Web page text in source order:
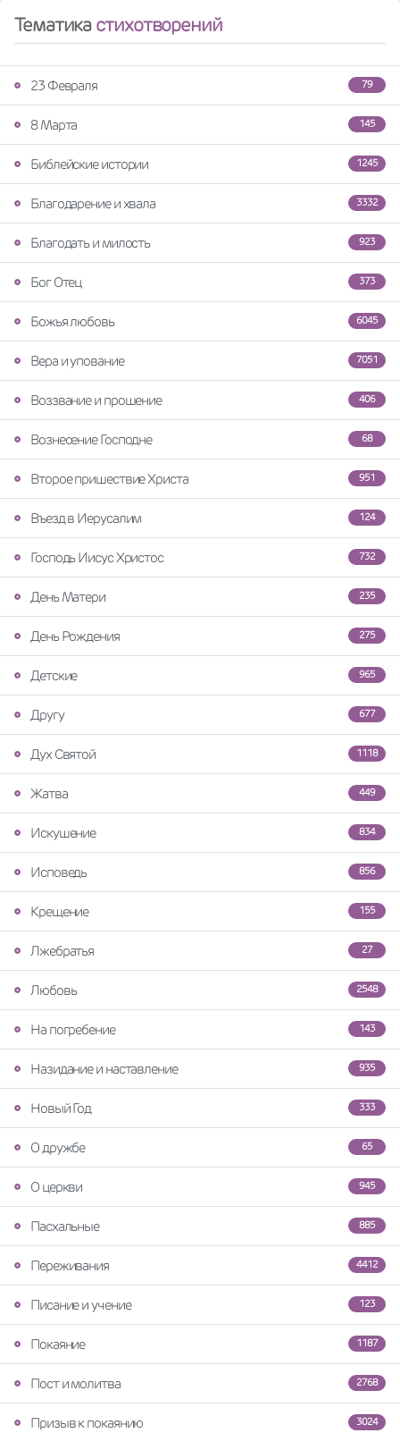
Тематикастихотворений
79
23 Февраля
145
8 Марта
1245
Библейские истории
3332
Благодарение и хвала
923
Благодать и милость
373
Бог Отец
6045
Божья любовь
7051
Вера и упование
406
Воззвание и прошение
68
Вознесение Господне
951
Второе пришествие Христа
124
Въезд в Иерусалим
732
Господь Иисус Христос
235
День Матери
275
День Рождения
965
Детские
677
Другу
1118
Дух Святой
449
Жатва
834
Искушение
856
Исповедь
155
Крещение
27
Лжебратья
2548
Любовь
143
На погребение
935
Назидание и наставление
333
Новый Год
65
О дружбе
945
О церкви
885
Пасхальные
4412
Переживания
123
Писание и учение
1187
Покаяние
2768
Пост и молитва
3024
Призыв к покаянию